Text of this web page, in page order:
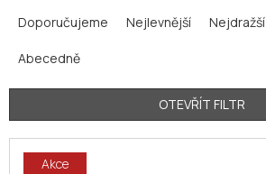
a
e
n
p
Doporučujeme Nejlevnější Nejdražší
Abecedně
OTEVŘÍT FILTR
V
Akce